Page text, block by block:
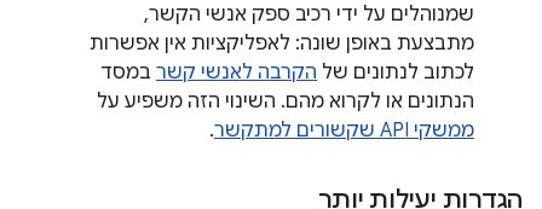
שמנוהלים על ידי רכיב ספק אנשי הקשר,
מתבצעת באופן שונה: לאפליקציות אין אפשרות
לכתוב לנתונים של הקרבה לאנשי קשר במסד
הנתונים או לקרוא מהם. השינוי הזה משפיע על
ממשקי API שקשורים למתקשר
.
הגדרות יעילות יותר